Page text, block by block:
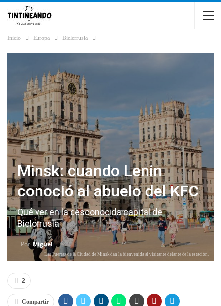
Inicio Europa Bielorrusia
Minsk: cuando Lenin
conoció al abuelo del KFC
Qué ver en la desconocida capital de
Bielorrusia
Por Miguel
Las Puertas de la Ciudad de Minsk dan la bienvenida al visitante delante de la estación.
2
Compartir